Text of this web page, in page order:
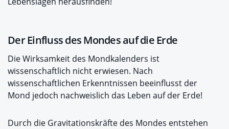
Der Einfluss des Mondes auf die Erde
Die Wirksamkeit des Mondkalenders ist
wissenschaftlich nicht erwiesen. Nach
wissenschaftlichen Erkenntnissen beeinflusst der
Mond jedoch nachweislich das Leben auf der Erde!
Durch die Gravitationskräfte des Mondes entstehen